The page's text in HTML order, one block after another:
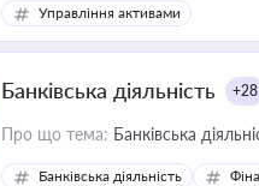
Управління активами
Банківська діяльність +28
Про що тема: Банківська
Банківська діяльність